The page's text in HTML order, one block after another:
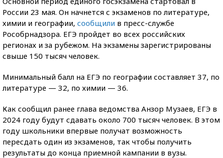
России 23 мая. Он начнется с экзаменов по литературе,
химии и географии, сообщили в пресс-службе
Рособрнадзора. ЕГЭ пройдет во всех российских
регионах и за рубежом. На экзамены зарегистрированы
свыше 150 тысяч человек.
Минимальный балл на ЕГЭ по географии составляет 37, по
литературе — 32, по химии — 36.
Как сообщил ранее глава ведомства Анзор Музаев, ЕГЭ в
2024 году будут сдавать около 700 тысяч человек. В этом
году школьники впервые получат возможность
пересдать один из экзаменов, так чтобы получить
результаты до конца приемной кампании в вузы.